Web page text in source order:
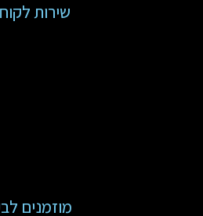
שירות
מוזמנים